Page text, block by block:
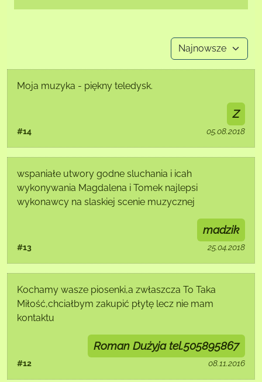
Moja muzyka - piękny teledysk.
#14
Z
05.08.2018
wspaniałe utwory godne sluchania i icah
wykonywania Magdalena i Tomek najlepsi
wykonawcy na slaskiej scenie muzycznej
#13
madzik
25.04.2018
Kochamy wasze piosenki,a zwłaszcza To Taka
Miłość,chciałbym zakupić płytę lecz nie mam
kontaktu
#12
Roman Dużyja tel.505895867
08.11.2016